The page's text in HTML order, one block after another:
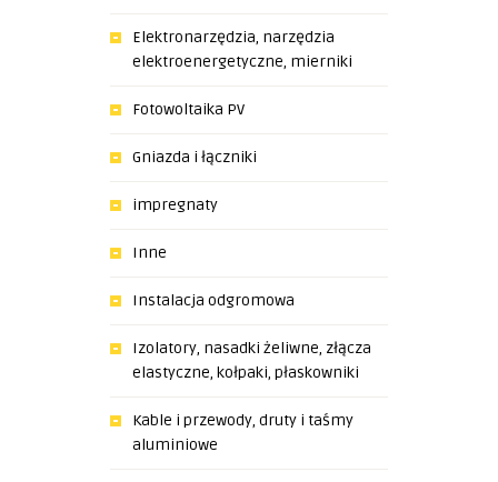
Elektronarzędzia, narzędzia
elektroenergetyczne, mierniki
Fotowoltaika PV
Gniazda i łączniki
impregnaty
Inne
Instalacja odgromowa
Izolatory, nasadki żeliwne, złącza
elastyczne, kołpaki, płaskowniki
Kable i przewody, druty i taśmy
aluminiowe